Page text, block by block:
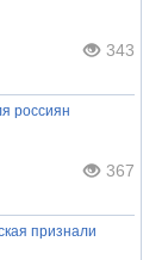
343
россиян
367
признали